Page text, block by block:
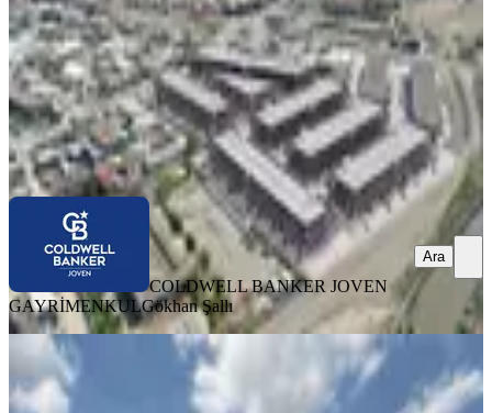
41.000 ₺49.000 ₺
COLDWELL BANKER JOVEN GAYRİMENKUL Gökhan Şallı
Ara
COLDWELL BANKER JOVEN
GAYRİMENKULGökhan Şallı
Ara
Sincan Yeni Sanayi'de 100m² Kiralık
Dükkan